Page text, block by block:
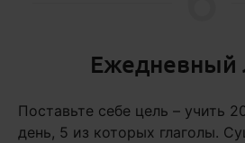
Ежедневный
Поставьте себе цель – учить
день, 5 из которых глаголы.